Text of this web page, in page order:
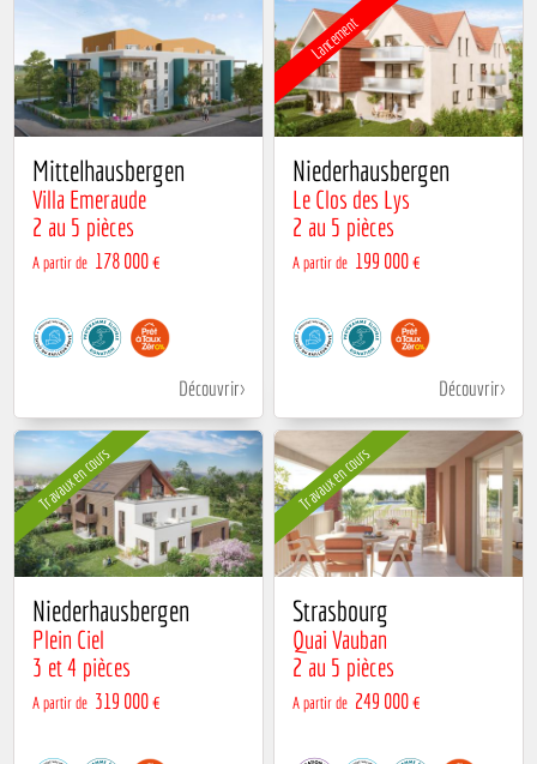
Mittelhausbergen
Villa Emeraude
2 au 5 pièces
A partir de 178 000 €
Découvrir
Lancement
Niederhausbergen
Le Clos des Lys
2 au 5 pièces
A partir de 199 000 €
Découvrir
Travaux en cours
Niederhausbergen
Plein Ciel
3 et 4 pièces
A partir de 319 000 €
Travaux en cours
Strasbourg
Quai Vauban
2 au 5 pièces
A partir de 249 000 €